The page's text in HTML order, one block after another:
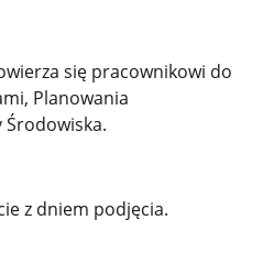
się pracownikowi do
Planowania
z dniem podjęcia.